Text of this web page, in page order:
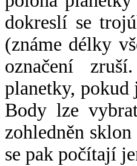
dokreslí se
(známe délky
označení
planetky,
Body lze
zohledněn
se pak počítají